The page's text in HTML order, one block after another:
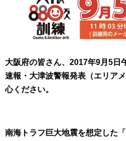
大阪府の皆さん、2017年9月5日
速報・大津波警報発表（エリア
心ください。
南海トラフ巨大地震を想定した